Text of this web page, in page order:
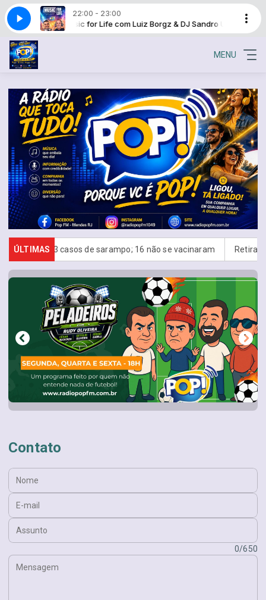
22:00 - 23:00
Sandro UKMusic for Life com Luiz Borgz & DJ Sandro UK
MENU
ÚLTIMAS
23 casos de sarampo; 16 não se vacinaram Retiradas
Contato
Nome:
E-mail:
Assunto:
0/650